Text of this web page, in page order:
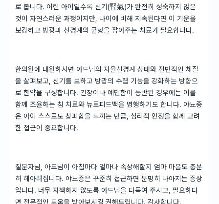
로 봅니다. 어린 아이일수록 신기(腎氣)가 완전히 성숙하지 않은
것이 자연스러운 과정이지만, 나이에 비해 지속된다면 이 기운을
보강하고 방광과 신경계의 균형을 잡아주는 치료가 필요합니다.
한의원에 내원하시면 아드님의 자율신경계 상태와 전반적인 체질
을 살펴보고, 신기를 보하고 방광의 수렴 기능을 강화하는 방향으
로 한약을 구성합니다. 긴장이나 예민함이 동반된 경우에는 이를
함께 조율하는 침 치료와 뉴로피드백을 병행하기도 합니다. 야뇨증
은 아이 스스로도 창피함을 느끼는 만큼, 심리적 안정을 함께 고려
한 접근이 중요합니다.
질문자님, 아드님이 아침마다 얼마나 속상해할지 엄마 마음도 충분
히 헤아려집니다. 야뇨증은 꾸준히 접근하면 분명히 나아지는 증상
입니다. 너무 자책하지 않도록 아드님을 다독여 주시고, 필요하다
면 전문적인 도움을 받아보시길 권해드립니다. 감사합니다.